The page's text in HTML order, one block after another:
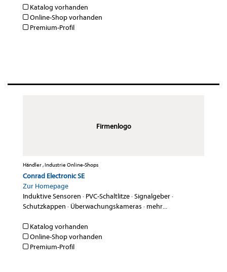
Katalog vorhanden
Online-Shop vorhanden
Premium-Profil
Firmenlogo
Händler , Industrie Online-Shops
Conrad Electronic SE
Zur Homepage
Induktive Sensoren · PVC-Schaltlitze·Signalgeber·
Schutzkappen · Überwachungskameras · mehr...
Katalog vorhanden
Online-Shop vorhanden
Premium-Profil